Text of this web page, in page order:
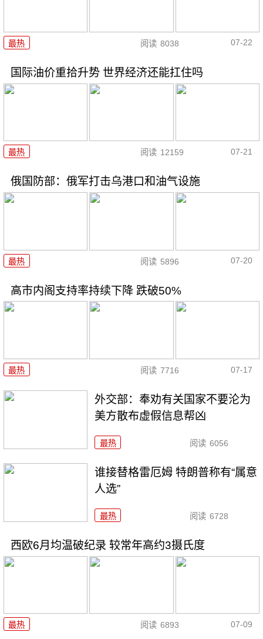
最热 阅读 8038 07-22
国际油价重拾升势 世界经济还能扛住吗
最热 阅读 12159 07-21
俄国防部：俄军打击乌港口和油气设施
最热 阅读 5896 07-20
高市内阁支持率持续下降 跌破50%
最热 阅读 7716 07-17
外交部：奉劝有关国家不要沦为
美方散布虚假信息帮凶
最热 阅读 6056
谁接替格雷厄姆 特朗普称有“属意
人选”
最热 阅读 6728
西欧6月均温破纪录 较常年高约3摄氏度
最热 阅读 6893 07-09